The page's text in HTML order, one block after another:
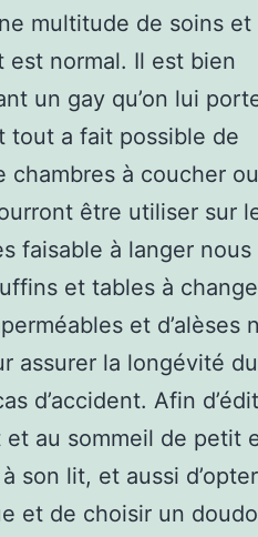
multitude de soins et
est normal. Il est bien
un gay qu’on lui
tout a fait possible de
chambres à coucher ou
être utiliser sur
faisable à langer nous
et tables à
et d’alèses
assurer la longévité du
d’accident. Afin
au sommeil de petit
son lit, et aussi
et de choisir un